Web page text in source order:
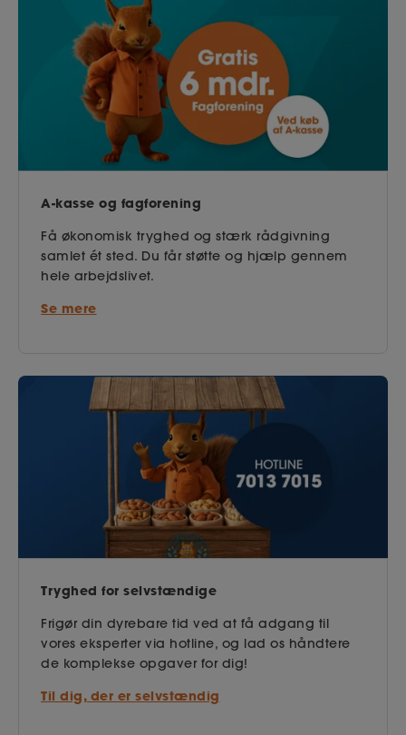
A-kasse og fagforening
Få økonomisk tryghed og stærk rådgivning
samlet ét sted. Du får støtte og hjælp gennem
hele arbejdslivet.
Se mere
Tryghed for selvstændige
Frigør din dyrebare tid ved at få adgang til
vores eksperter via hotline, og lad os håndtere
de komplekse opgaver for dig!
Til dig, der er selvstændig